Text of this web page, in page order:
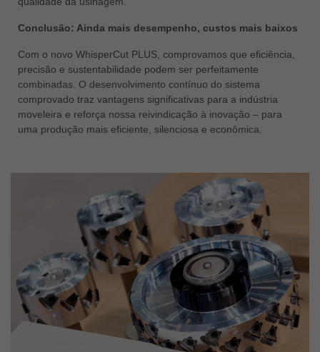
Conclusão: Ainda mais desempenho, custos mais baixos
Com o novo WhisperCut PLUS, comprovamos que eficiência,
precisão e sustentabilidade podem ser perfeitamente
combinadas. O desenvolvimento contínuo do sistema
comprovado traz vantagens significativas para a indústria
moveleira e reforça nossa reivindicação à inovação – para
uma produção mais eficiente, silenciosa e econômica.